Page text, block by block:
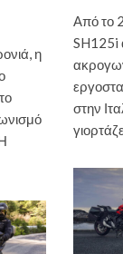
η
Από το
SH125i
στην